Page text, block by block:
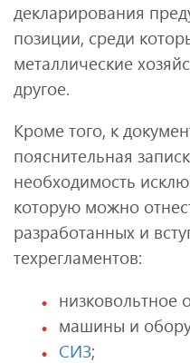
декларирования
позиции, среди
металлические
другое.
Кроме того, к
пояснительная
необходимость
которую можно
разработанных и
техрегламентов:
низковольтное
машины и
СИЗ;